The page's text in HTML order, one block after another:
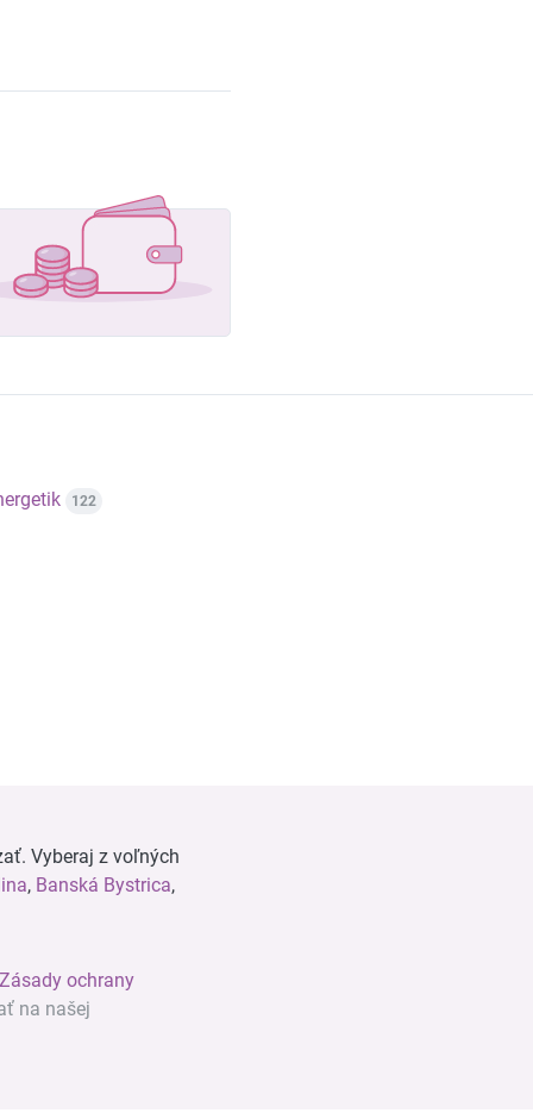
122
Vyberaj z voľných
, Banská Bystrica,
Zásady ochrany
na našej